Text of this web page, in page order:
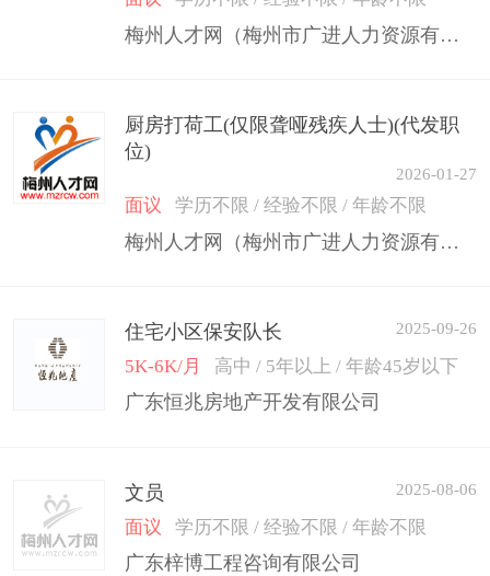
梅州人才网（梅州市广进人力资源有限公司）
厨房打荷工(仅限聋哑残疾人士)(代发职
位)
2026-01-27
面议 学历不限 / 经验不限 / 年龄不限
梅州人才网（梅州市广进人力资源有限公司）
住宅小区保安队长 2025-09-26
5K-6K/月 高中 / 5年以上 / 年龄45岁以下
广东恒兆房地产开发有限公司
文员 2025-08-06
面议 学历不限 / 经验不限 / 年龄不限
广东梓博工程咨询有限公司